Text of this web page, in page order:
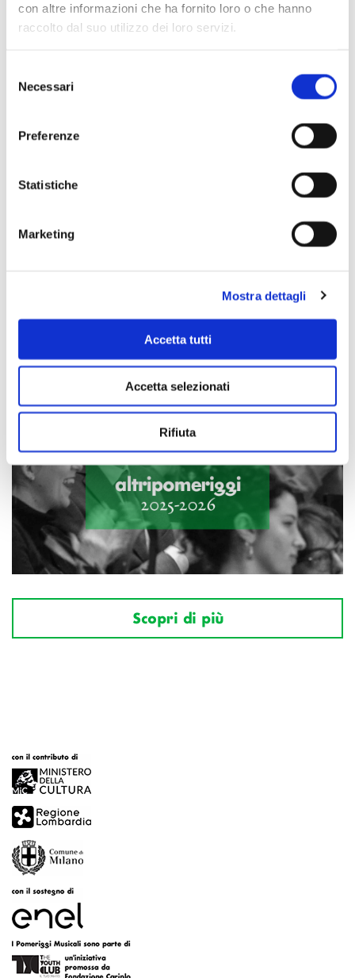
con altre informazioni che ha fornito loro o che hanno
raccolto dal suo utilizzo dei loro servizi.
delNecessari
Preferenze
Statistiche
Marketing
Mostra dettagli
Accetta tutti
Accetta selezionati
Rifiuta
Scopri di più